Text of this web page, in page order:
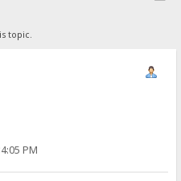
topic.
PM